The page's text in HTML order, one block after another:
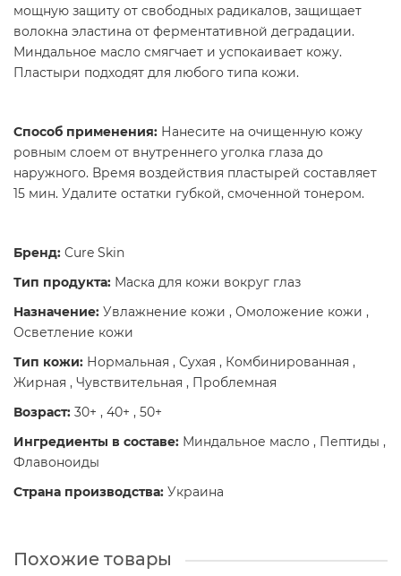
мощную защиту от свободных радикалов, защищает
волокна эластина от ферментативной деградации.
Миндальное масло смягчает и успокаивает кожу.
Пластыри подходят для любого типа кожи.
Способ применения: Нанесите на очищенную кожу
ровным слоем от внутреннего уголка глаза до
наружного. Время воздействия пластырей составляет
15 мин. Удалите остатки губкой, смоченной тонером.
Бренд: Cure Skin
Тип продукта: Маска для кожи вокруг глаз
Назначение: Увлажнение кожи , Омоложение кожи ,
Осветление кожи
Тип кожи: Нормальная , Сухая , Комбинированная ,
Жирная , Чувствительная , Проблемная
Возраст: 30+ , 40+ , 50+
Ингредиенты в составе: Миндальное масло , Пептиды ,
Флавоноиды
Страна производства: Украина
Похожие товары